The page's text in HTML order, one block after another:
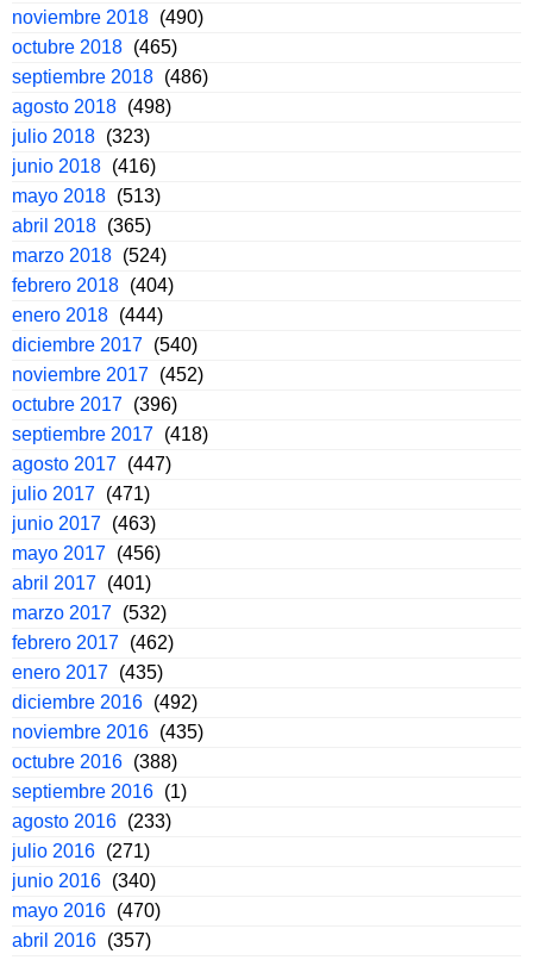
noviembre 2018 (490)
octubre 2018 (465)
septiembre 2018 (486)
agosto 2018 (498)
julio 2018 (323)
junio 2018 (416)
mayo 2018 (513)
abril 2018 (365)
marzo 2018 (524)
febrero 2018 (404)
enero 2018 (444)
diciembre 2017 (540)
noviembre 2017 (452)
octubre 2017 (396)
septiembre 2017 (418)
agosto 2017 (447)
julio 2017 (471)
junio 2017 (463)
mayo 2017 (456)
abril 2017 (401)
marzo 2017 (532)
febrero 2017 (462)
enero 2017 (435)
diciembre 2016 (492)
noviembre 2016 (435)
octubre 2016 (388)
septiembre 2016 (1)
agosto 2016 (233)
julio 2016 (271)
junio 2016 (340)
mayo 2016 (470)
abril 2016 (357)